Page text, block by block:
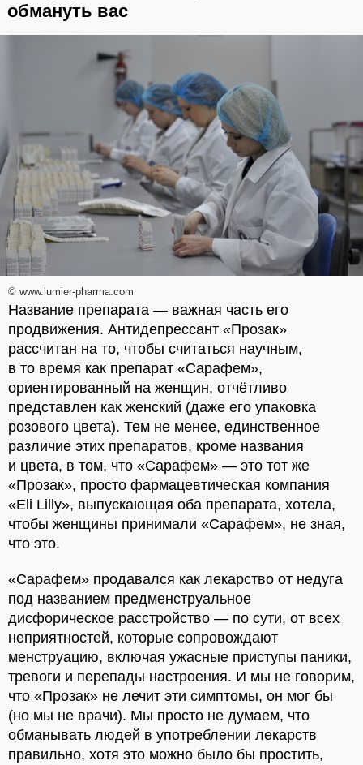
обмануть вас
© www.lumier-pharma.com
Название препарата — важная часть его
продвижения. Антидепрессант «Прозак»
рассчитан на то, чтобы считаться научным,
в то время как препарат «Сарафем»,
ориентированный на женщин, отчётливо
представлен как женский (даже его упаковка
розового цвета). Тем не менее, единственное
различие этих препаратов, кроме названия
и цвета, в том, что «Сарафем» — это тот же
«Прозак», просто фармацевтическая компания
«Eli Lilly», выпускающая оба препарата, хотела,
чтобы женщины принимали «Сарафем», не зная,
что это.
«Сарафем» продавался как лекарство от недуга
под названием предменструальное
дисфорическое расстройство — по сути, от всех
неприятностей, которые сопровождают
менструацию, включая ужасные приступы паники,
тревоги и перепады настроения. И мы не говорим,
что «Прозак» не лечит эти симптомы, он мог бы
(но мы не врачи). Мы просто не думаем, что
обманывать людей в употреблении лекарств
правильно, хотя это можно было бы простить,